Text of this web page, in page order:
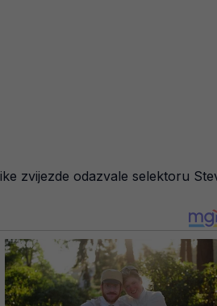
zvijezde odazvale selektoru